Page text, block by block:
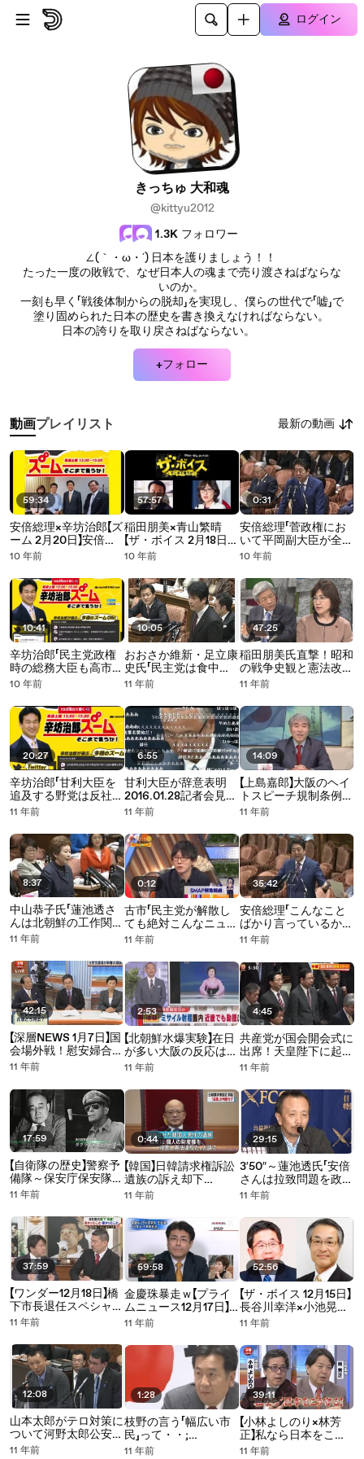
メインコンテンツにスキップ
ログイン
きっちゅ 大和魂
@kittyu2012
1.3K フォロワー
∠(｀・ω・´) 日本を護りましょう！！
たった一度の敗戦で、なぜ日本人の魂まで売り渡さねばならな
いのか。
一刻も早く「戦後体制からの脱却」を実現し、僕らの世代で「嘘」で
塗り固められた日本の歴史を書き換えなければならない。
日本の誇りを取り戻さねばならない。
+フォロー
動画プレイリスト 最新の動画
59:34
安倍総理×辛坊治郎【ズ
ーム 2月20日】安倍総
理「民主党は共産党と
10 年前
10:41
辛坊治郎「民主党政権
時の総務大臣も高市大
臣と同じ答弁をしてい
ON！ 高市早苗総務相
の電波停止発言につい
て
10 年前
20:27
辛坊治郎「甘利大臣を
追及する野党は反社会
的な人達の味方を国会
2016.01.30 ズームよ
り
11 年前
8:37
中山恭子氏「蓮池透さ
んは北朝鮮の工作関係
者に利用されている」
11 年前
42:15
【深層NEWS 1月7日】国
会場外戦！慰安婦合
意/衆参W選/憲法改正
元清美 武見敬三 上田
勇
11 年前
17:59
【自衛隊の歴史】警察予
備隊～保安庁保安隊～
陸上自衛隊 2015.12.25
11 年前
37:59
【ワンダー12月18日】橋
下市長退任スペシャル
宮崎哲弥×藤井聡
11 年前
12:08
山本太郎がテロ対策に
ついて河野太郎公安委
員長に質問 2015.12.10
11 年前
57:57
稲田朋美×青山繁晴
【ザ・ボイス 2月18日】
慰安婦問題日韓合意に
10 年前
10:05
おおさか維新・足立康
史氏「民主党は食中毒
起こしたレストラン。
するまで許さない」
2016.02.05 衆院予算
委より
11 年前
6:55
甘利大臣が辞意表明
2016.01.28記者会見
ニコ生コメ入り
11 年前
0:12
古市「民主党が解散し
ても絶対こんなニュー
スにならない さすが
ｗ
11 年前
2:53
【北朝鮮水爆実験】在日
が多い大阪の反応は…
2016.01.06 ボイスよ
11 年前
0:44
【韓国】日韓請求権訴訟
遺族の訴え却下
2015.12.23 NHK
11 年前
59:58
金慶珠暴走ｗ【プライ
ムニュース12月17日】
韓国の司法制度は健全
局長生出演！
11 年前
1:28
枝野の言う「幅広い市
民」って・・;
2015.12.10民主党両院
11 年前
0:31
安倍総理「菅政権にお
いて平岡副大臣が全く
同じ答弁をしている」
言について2016.02.15
衆院予算委より
10 年前
47:25
稲田朋美氏直撃！昭和
の戦争史観と憲法改正
【激論！クロスファイ
11 年前
14:09
【上島嘉郎】大阪のヘイ
トスピーチ規制条例=
逆差別の怖さ
11 年前
35:42
安倍総理「こんなこと
ばかり言っているから
民主党は支持率が上が
桜里vs安倍総理
2016.01.13 衆院予算委
11 年前
4:45
共産党が国会開会式に
出席！天皇陛下に起
立・礼 2016.01.04
11 年前
29:15
3′50″～蓮池透氏「安倍
さんは拉致問題を政治
利用して総理大臣にま
者会見
11 年前
52:56
【ザ・ボイス 12月15日】
長谷川幸洋×小池晃ガ
チバトル！国民連合政
11 年前
39:11
【小林よしのり×林芳
正】私なら日本をこう
守る！深層NEWS 12月
11 年前